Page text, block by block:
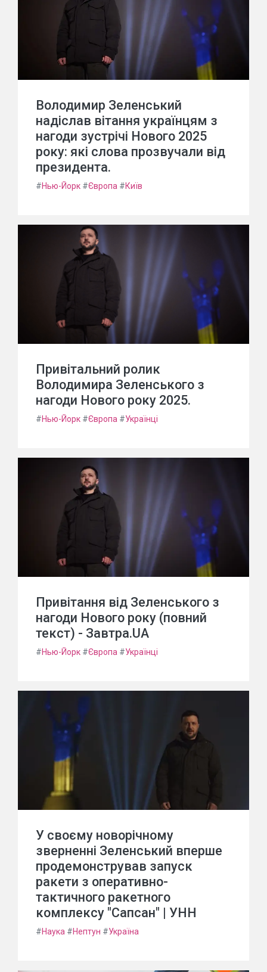
Володимир Зеленський
надіслав вітання українцям з
нагоди зустрічі Нового 2025
року: які слова прозвучали від
президента.
#Нью-Йорк #Європа #Київ
Привітальний ролик
Володимира Зеленського з
нагоди Нового року 2025.
#Нью-Йорк #Європа #Українці
Привітання від Зеленського з
нагоди Нового року (повний
текст) - Завтра.UA
#Нью-Йорк #Європа #Українці
У своєму новорічному
зверненні Зеленський вперше
продемонстрував запуск
ракети з оперативно-
тактичного ракетного
комплексу "Сапсан" | УНН
#Наука #Нептун #Україна